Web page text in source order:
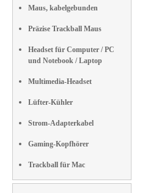
Maus, kabelgebunden
Präzise Trackball Maus
Headset für Computer / PC
und Notebook / Laptop
Multimedia-Headset
Lüfter-Kühler
Strom-Adapterkabel
Gaming-Kopfhörer
Trackball für Mac